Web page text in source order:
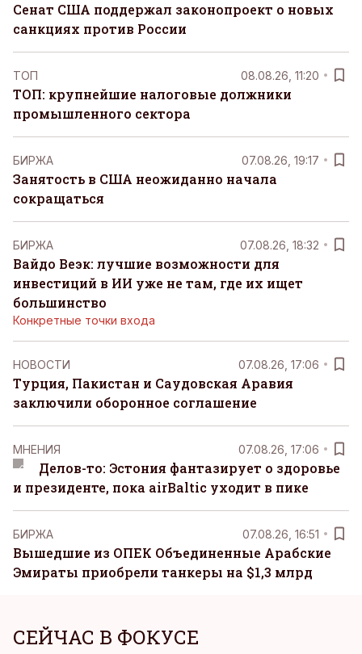
Сенат США поддержал законопроект о новых
санкциях против России
ТОП 08.08.26, 11:20
ТОП: крупнейшие налоговые должники
промышленного сектора
БИРЖА 07.08.26, 19:17
Занятость в США неожиданно начала
сокращаться
БИРЖА 07.08.26, 18:32
Вайдо Веэк: лучшие возможности для
инвестиций в ИИ уже не там, где их ищет
большинство
Конкретные точки входа
НОВОСТИ 07.08.26, 17:06
Турция, Пакистан и Саудовская Аравия
заключили оборонное соглашение
MНЕНИЯ 07.08.26, 17:06
Делов-то: Эстония фантазирует о здоровье
и президенте, пока airBaltic уходит в пике
БИРЖА 07.08.26, 16:51
Вышедшие из ОПЕК Объединенные Арабские
Эмираты приобрели танкеры на $1,3 млрд
СЕЙЧАС В ФОКУСЕ